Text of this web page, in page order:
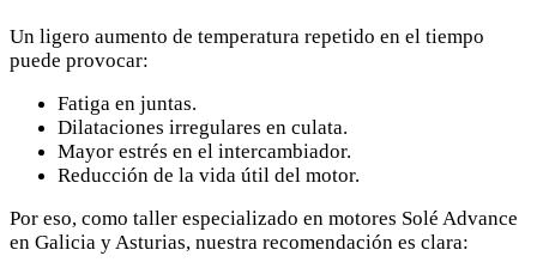
Un ligero aumento de temperatura repetido en el tiempo
puede provocar:
Fatiga en juntas.
Dilataciones irregulares en culata.
Mayor estrés en el intercambiador.
Reducción de la vida útil del motor.
Por eso, como taller especializado en motores Solé Advance
en Galicia y Asturias, nuestra recomendación es clara: